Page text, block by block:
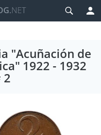
"Acuñación de
1922 - 1932
2